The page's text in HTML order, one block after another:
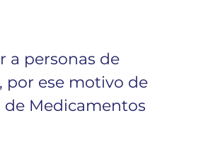
a personas de
por ese motivo de
Medicamentos